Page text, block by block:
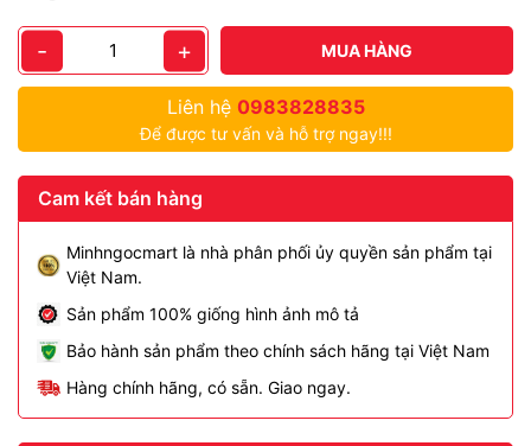
- + MUA HÀNG
Liên hệ 0983828835
Để được tư vấn và hỗ trợ ngay!!!
Cam kết bán hàng
Minhngocmart là nhà phân phối ủy quyền sản phẩm tại
Việt Nam.
Sản phẩm 100% giống hình ảnh mô tả
Bảo hành sản phẩm theo chính sách hãng tại Việt Nam
Hàng chính hãng, có sẵn. Giao ngay.